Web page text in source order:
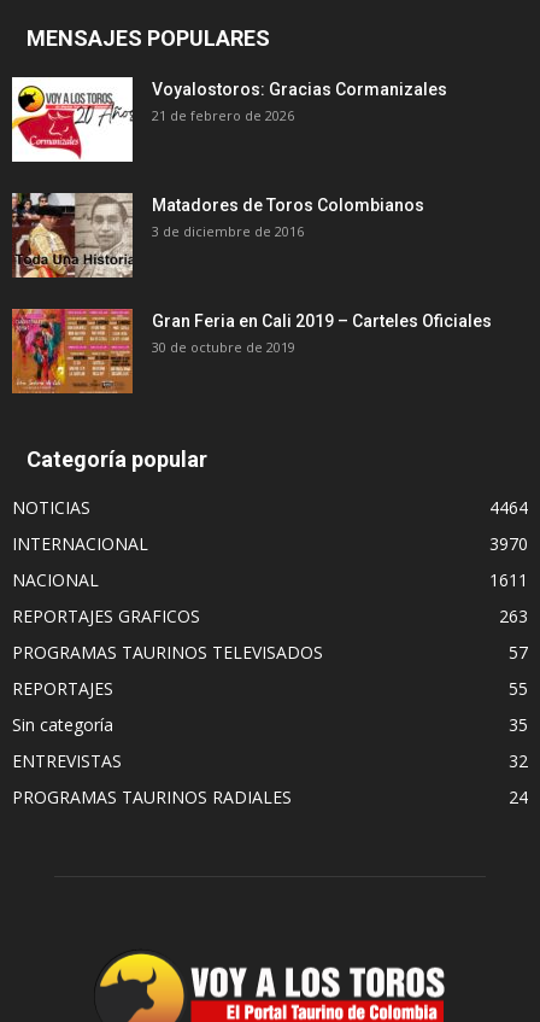
MENSAJES POPULARES
Voyalostoros: Gracias Cormanizales
21 de febrero de 2026
Matadores de Toros Colombianos
3 de diciembre de 2016
Gran Feria en Cali 2019 – Carteles Oficiales
30 de octubre de 2019
Categoría popular
NOTICIAS
4464
INTERNACIONAL
3970
NACIONAL
1611
REPORTAJES GRAFICOS
263
PROGRAMAS TAURINOS TELEVISADOS
57
REPORTAJES
55
Sin categoría
35
ENTREVISTAS
32
PROGRAMAS TAURINOS RADIALES
24